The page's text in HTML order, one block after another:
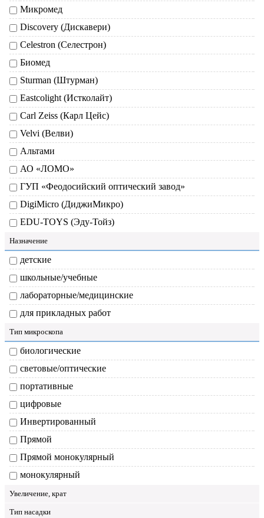
Микромед
Discovery (Дискавери)
Celestron (Селестрон)
Биомед
Sturman (Штурман)
Eastcolight (Истколайт)
Carl Zeiss (Карл Цейс)
Velvi (Велви)
Альтами
АО «ЛОМО»
ГУП «Феодосийский оптический завод»
DigiMicro (ДиджиМикро)
EDU-TOYS (Эду-Тойз)
Назначение
детские
школьные/учебные
лабораторные/медицинские
для прикладных работ
Тип микроскопа
биологические
световые/оптические
портативные
цифровые
Инвертированный
Прямой
Прямой монокулярный
монокулярный
Увеличение, крат
Тип насадки